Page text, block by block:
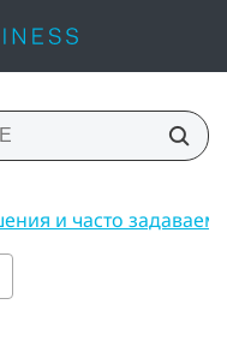
и часто